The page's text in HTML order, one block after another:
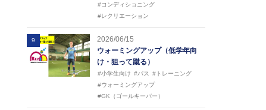
#コンディショニング
#レクリエーション
9
2026/06/15
ウォーミングアップ（低学年向
け・狙って蹴る）
#小学生向け #パス
#トレーニング
#ウォーミングアップ
#GK（ゴールキーパー）